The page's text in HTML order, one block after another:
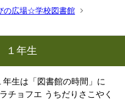
の広場☆学校図書館
１年生
生は「図書館の時間」に
チョフエ うちだりさこやく